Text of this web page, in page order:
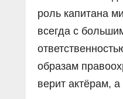
роль капитана
всегда с
образам
верит актёрам,